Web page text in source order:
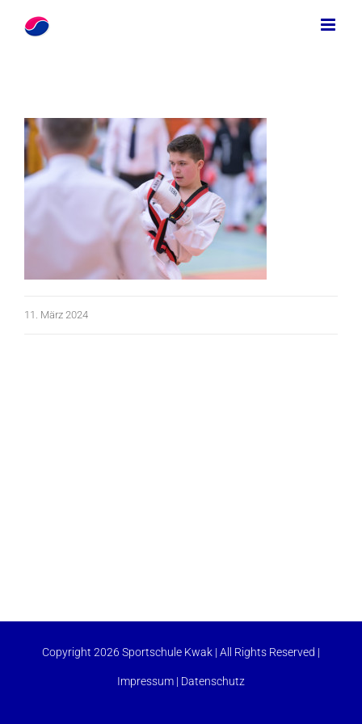
Zum
Inhalt
11. März 2024
Copyright 2026 Sportschule Kwak | All Rights Reserved |
Impressum | Datenschutz